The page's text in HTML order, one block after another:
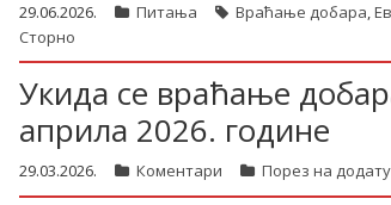
29.06.2026. Питања Враћање добара,
Сторно
Укида се враћање
априла 2026. године
29.03.2026. Коментари Порез на